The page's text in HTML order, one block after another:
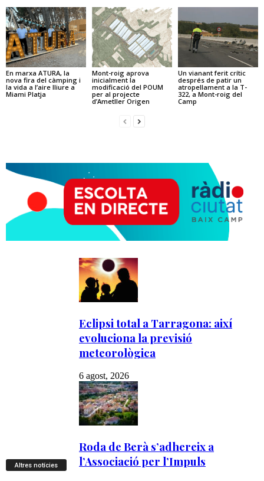
En marxa ATURA, la
nova fira del càmping i
la vida a l’aire lliure a
Miami Platja
Mont-roig aprova
inicialment la
modificació del POUM
per al projecte
d’Ametller Origen
Un vianant ferit crític
després de patir un
atropellament a la T-
322, a Mont-roig del
Camp
Altres notícies